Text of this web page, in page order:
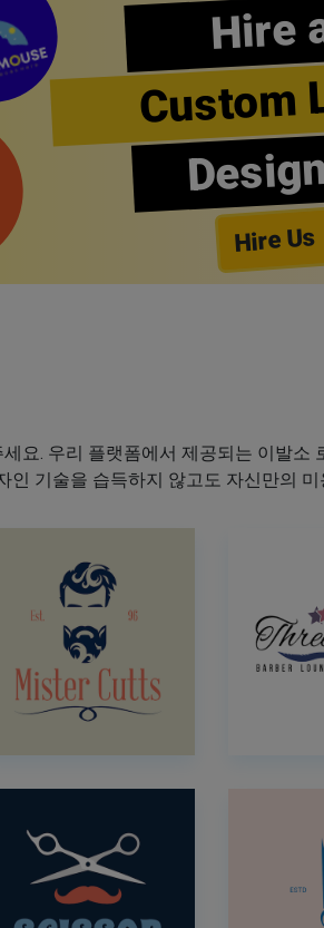
Hire
Custom
Hire Us
요. 우리 플랫폼에서 제공되는 이발소
기술을 습득하지 않고도 자신만의